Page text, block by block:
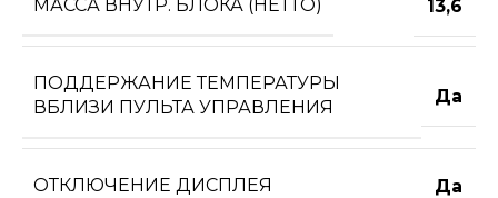
МАССА ВНУТР. БЛОКА (НЕТТО) 13,6
ПОДДЕРЖАНИЕ ТЕМПЕРАТУРЫ
ВБЛИЗИ ПУЛЬТА УПРАВЛЕНИЯ
Да
ОТКЛЮЧЕНИЕ ДИСПЛЕЯ Да